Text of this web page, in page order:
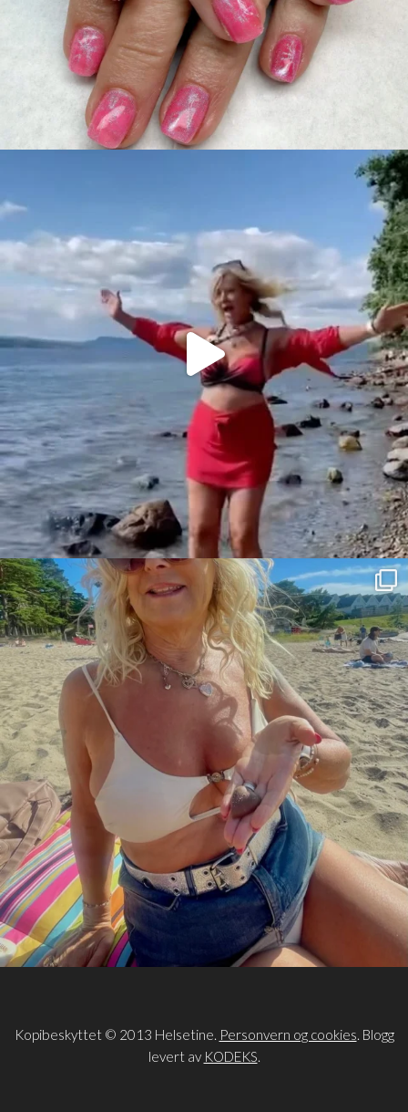
Kopibeskyttet © 2013 Helsetine. Personvern og cookies. Blogg
levert av KODEKS.